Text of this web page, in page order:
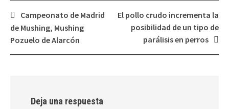
Navegación
de
entradas
Campeonato de Madrid
de Mushing, Mushing
Pozuelo de Alarcón
El pollo crudo incrementa la
posibilidad de un tipo de
parálisis en perros
Deja una respuesta